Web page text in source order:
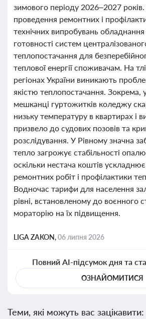
зимового періоду 2026–2027
проведення ремонтних і
технічних випробувань обладнання
готовності систем
теплопостачання для
теплової енергії споживачам. На
регіонах України виникають
якістю теплопостачання. Зокрема,
мешканці гуртожитків коледжу
низьку температуру в квартирах і
призвело до судових позовів та
розслідування. У Рівному значна
тепло загрожує стабільності
оскільки нестача коштів
ремонтних робіт і профілактики
Водночас тарифи для населення
рівні, встановленому до воєнного
мораторію на їх підвищення.
LIGA ZAKON,06 липня 2026
Повний AI-підсумок дня та
ОЗНАЙОМИТИСЯ
Теми, які можуть вас зацікавити: